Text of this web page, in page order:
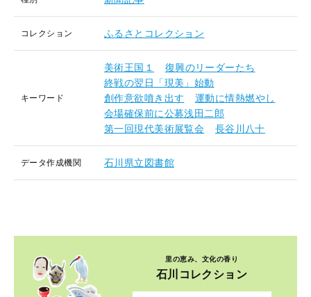
コレクション ふるさとコレクション
キーワード
美術王国１
復興のリーダーたち
終戦の翌日「現美」始動
創作意欲噴き出す
運動に情熱燃やし
会場確保前に公募浅田二郎
第一回現代美術展覧会
長谷川八十
データ作成機関 石川県立図書館
里の恵み、文化の香り
石川コレクション